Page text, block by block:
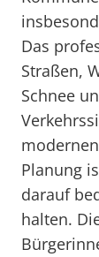
Das
Straßen,
Schnee
Planung
darauf
halten.